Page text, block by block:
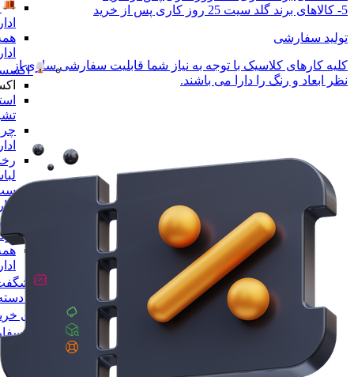
همه
راهنمای
پیگیری
5- کالاهای برند گلد سیت 25 روز کاری پس از خرید
تولید سفارشی
کلیه کارهای کلاسیک با توجه به نیاز شما قابلیت سفارشی سازی از
نظر ابعاد و رنگ را دارا می باشند.